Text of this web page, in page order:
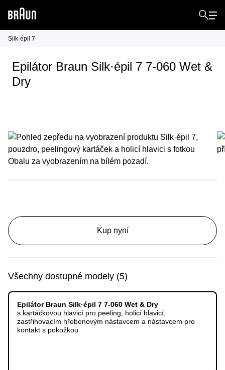
Silk·épil 7
Epilátor Braun Silk·épil 7 7-060 Wet &
Dry
Kup nyní
Všechny dostupné modely (5)
Epilátor Braun Silk·épil 7 7-060 Wet & Dry
s kartáčkovou hlavicí pro peeling, holicí hlavicí,
zastřihovacím hřebenovým nástavcem a nástavcem pro
kontakt s pokožkou